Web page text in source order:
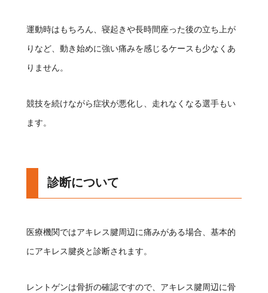
運動時はもちろん、寝起きや長時間座った後の立ち上が
りなど、動き始めに強い痛みを感じるケースも少なくあ
りません。
競技を続けながら症状が悪化し、走れなくなる選手もい
ます。
診断について
医療機関ではアキレス腱周辺に痛みがある場合、基本的
にアキレス腱炎と診断されます。
レントゲンは骨折の確認ですので、アキレス腱周辺に骨